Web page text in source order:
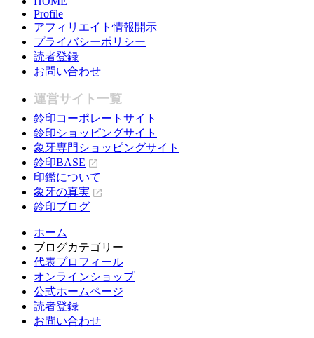
Profile
アフィリエイト情報開示
プライバシーポリシー
読者登録
お問い合わせ
運営サイト一覧
鈴印コーポレートサイト
鈴印ショッピングサイト
象牙専門ショッピングサイト
鈴印BASE
印鑑について
象牙の真実
鈴印ブログ
ホーム
ブログカテゴリー
代表プロフィール
オンラインショップ
公式ホームページ
読者登録
お問い合わせ